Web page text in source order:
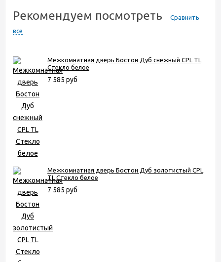
Рекомендуем посмотреть
Сравнить
все
Межкомнатная дверь Бостон Дуб снежный CPL TL
Стекло белое
7 585 руб
Межкомнатная дверь Бостон Дуб золотистый CPL
TL Стекло белое
7 585 руб